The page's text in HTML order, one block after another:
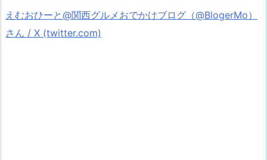
えむおひーと@関西グルメおでかけブログ（@BlogerMo）
さん / X (twitter.com)